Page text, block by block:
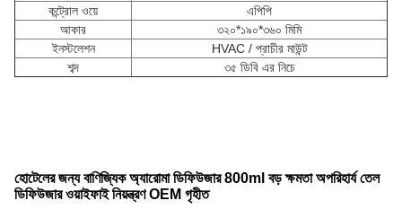
কন্ট্রোল ওয়ে
এপিপি
আকার
৩২০*১৯০*৩৬০ মিমি
ইনস্টলেশন
HVAC / প্রাচীর মাউন্ট
শব্দ
৩৫ ডিবি এর নিচে
হোটেলের জন্য বাণিজ্যিক অ্যারোমা ডিফিউজার 800ml বড় ক্ষমতা অপরিহার্য তেল
ডিফিউজার ওয়াইফাই নিয়ন্ত্রণ OEM গৃহীত